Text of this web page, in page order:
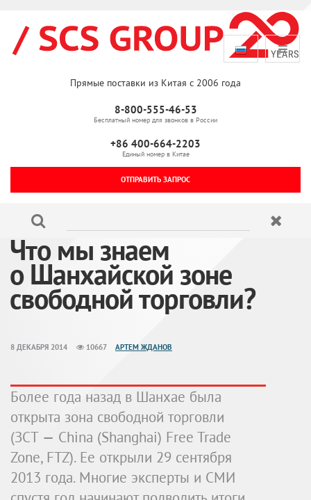
Прямые поставки из Китая с 2006 года
8-800-555-46-53
Бесплатный номер для звонков в России
+86 400-664-2203
Единый номер в Китае
ОТПРАВИТЬ ЗАПРОС
Что мы знаем
о Шанхайской зоне
свободной торговли?
8 ДЕКАБРЯ 2014 10667 АРТЕМ ЖДАНОВ
Более года назад в Шанхае была
открыта зона свободной торговли
(ЗСТ — China (Shanghai) Free Trade
Zone, FTZ). Ее открыли 29 сентября
2013 года. Многие эксперты и СМИ